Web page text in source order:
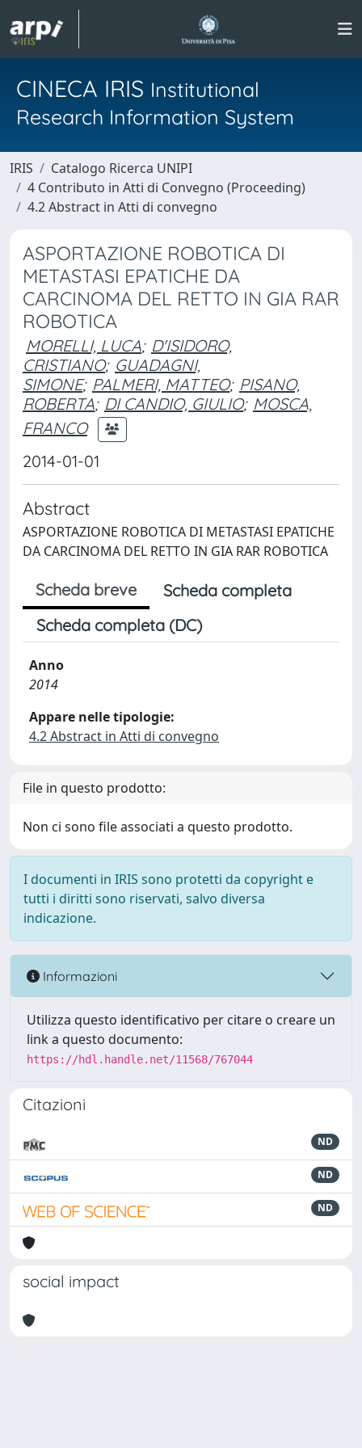
CINECA IRIS Institutional
Research Information System
IRIS
Catalogo Ricerca UNIPI
4 Contributo in Atti di Convegno (Proceeding)
4.2 Abstract in Atti di convegno
ASPORTAZIONE ROBOTICA DI
METASTASI EPATICHE DA
CARCINOMA DEL RETTO IN GIA RAR
ROBOTICA
MORELLI, LUCA; D'ISIDORO,
CRISTIANO; GUADAGNI,
SIMONE; PALMERI, MATTEO; PISANO,
ROBERTA; DI CANDIO, GIULIO; MOSCA,
FRANCO
2014-01-01
Abstract
ASPORTAZIONE ROBOTICA DI METASTASI EPATICHE
DA CARCINOMA DEL RETTO IN GIA RAR ROBOTICA
Scheda breve
Scheda completa
Scheda completa (DC)
Anno
2014
Appare nelle tipologie:
4.2 Abstract in Atti di convegno
File in questo prodotto:
Non ci sono file associati a questo prodotto.
I documenti in IRIS sono protetti da copyright e
tutti i diritti sono riservati, salvo diversa
indicazione.
Informazioni
Utilizza questo identificativo per citare o creare un
link a questo documento:
https://hdl.handle.net/11568/767044
Citazioni
ND
ND
ND
social impact